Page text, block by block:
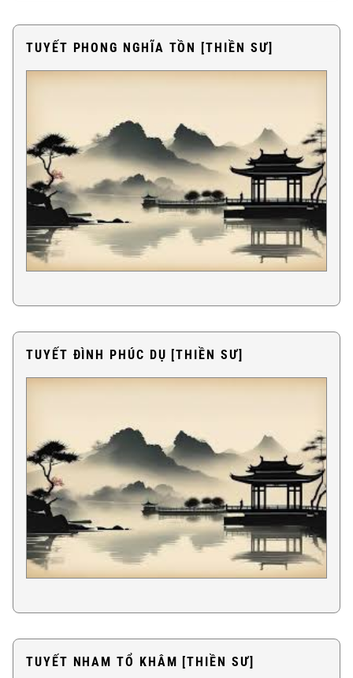
TUYẾT PHONG NGHĨA TỒN [THIỀN SƯ]
TUYẾT ĐÌNH PHÚC DỤ [THIỀN SƯ]
TUYẾT NHAM TỔ KHÂM [THIỀN SƯ]